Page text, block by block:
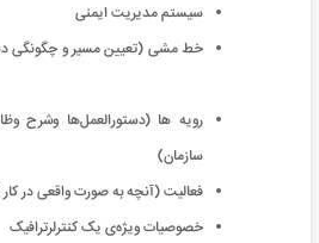
سیستم مدیریت ایمنی
خط مشی (تعیین مسير و چگونگی
رویه ها (دستورالعمل‌ها وشرح
سازمان)
فعالیت (آنچه به صورت واقعی در کار
خصوصیات ویژه‌ی یک کنترلرترافيک